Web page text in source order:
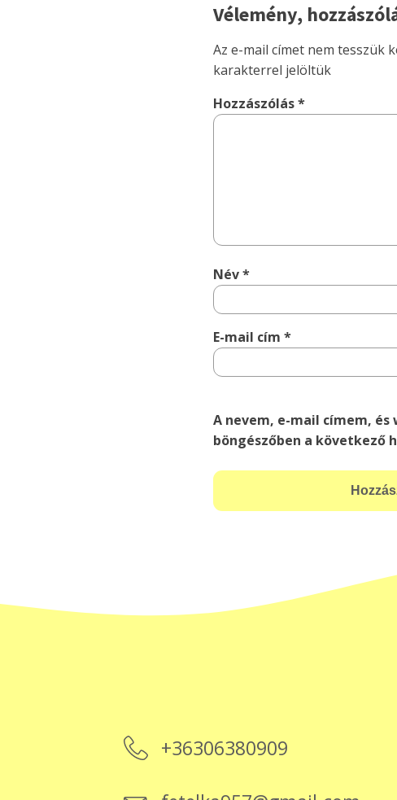
Vélemény,
Az e-mail címet nem tesszük
karakterrel jelöltük
Hozzászólás*
Név*
E-mail cím*
A nevem, e-mail címem,
böngészőben a következő
+36306380909